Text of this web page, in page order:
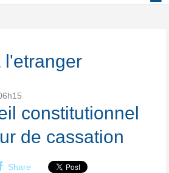
l'etranger
constitutionnel
de cassation
Share